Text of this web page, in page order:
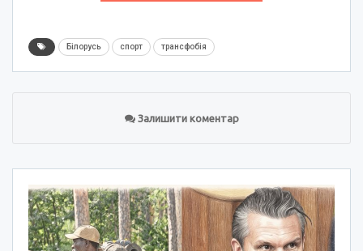
Білорусь спорт трансфобія
Залишити коментар